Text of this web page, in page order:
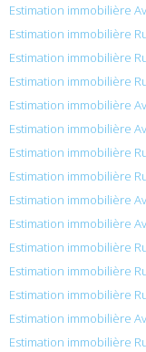
Estimation immobilière
Estimation immobilière
Estimation immobilière
Estimation immobilière
Estimation immobilière
Estimation immobilière
Estimation immobilière
Estimation immobilière
Estimation immobilière
Estimation immobilière
Estimation immobilière
Estimation immobilière
Estimation immobilière
Estimation immobilière
Estimation immobilière